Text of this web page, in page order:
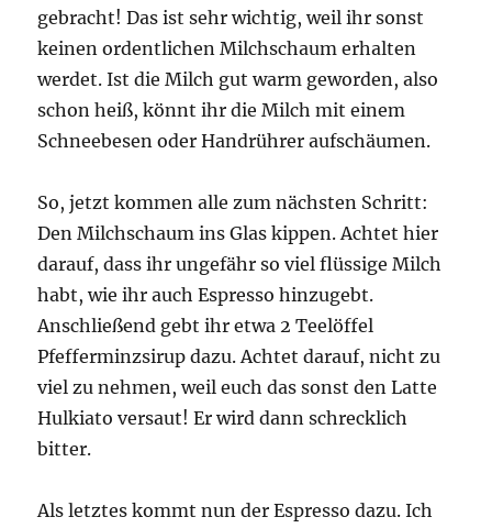
gebracht! Das ist sehr wichtig, weil ihr sonst
keinen ordentlichen Milchschaum erhalten
werdet. Ist die Milch gut warm geworden, also
schon heiß, könnt ihr die Milch mit einem
Schneebesen oder Handrührer aufschäumen.
So, jetzt kommen alle zum nächsten Schritt:
Den Milchschaum ins Glas kippen. Achtet hier
darauf, dass ihr ungefähr so viel flüssige Milch
habt, wie ihr auch Espresso hinzugebt.
Anschließend gebt ihr etwa 2 Teelöffel
Pfefferminzsirup dazu. Achtet darauf, nicht zu
viel zu nehmen, weil euch das sonst den Latte
Hulkiato versaut! Er wird dann schrecklich
bitter.
Als letztes kommt nun der Espresso dazu. Ich